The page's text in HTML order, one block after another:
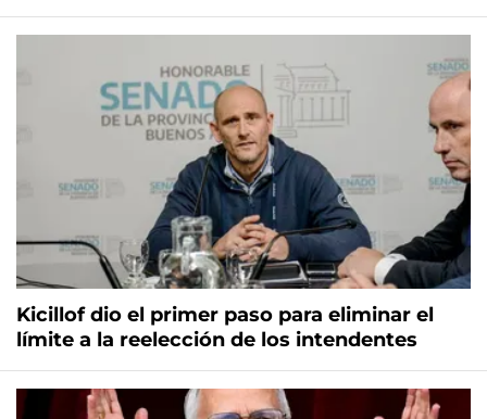
Kicillof dio el primer paso para eliminar el
límite a la reelección de los intendentes